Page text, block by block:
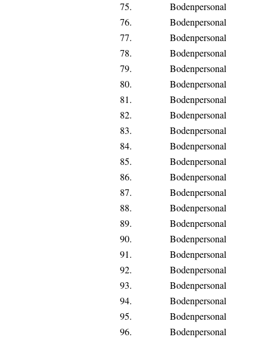
75.
Bodenpersonal
76.
Bodenpersonal
77.
Bodenpersonal
78.
Bodenpersonal
79.
Bodenpersonal
80.
Bodenpersonal
81.
Bodenpersonal
82.
Bodenpersonal
83.
Bodenpersonal
84.
Bodenpersonal
85.
Bodenpersonal
86.
Bodenpersonal
87.
Bodenpersonal
88.
Bodenpersonal
89.
Bodenpersonal
90.
Bodenpersonal
91.
Bodenpersonal
92.
Bodenpersonal
93.
Bodenpersonal
94.
Bodenpersonal
95.
Bodenpersonal
96.
Bodenpersonal